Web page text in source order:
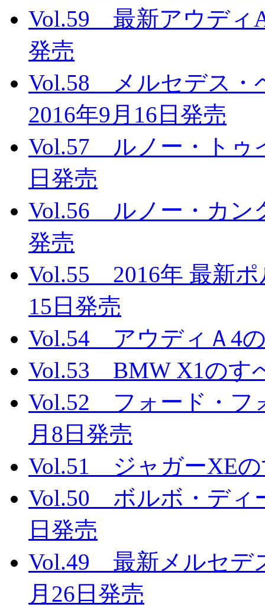
Vol.59 最新アウディ
発売
Vol.58 メルセデス
2016年9月16日発売
Vol.57 ルノー・トゥ
日発売
Vol.56 ルノー・カン
発売
Vol.55 2016年 最新
15日発売
Vol.54 アウディＡ4
Vol.53 BMW X1のす
Vol.52 フォード・フ
月8日発売
Vol.51 ジャガーXE
Vol.50 ボルボ・ディ
日発売
Vol.49 最新メルセデ
月26日発売